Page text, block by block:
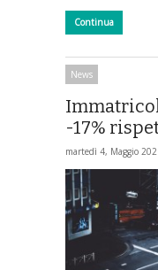
Continua
News
-17%
martedì 4, Maggio